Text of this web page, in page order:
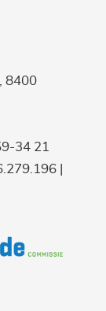
8400
34 21
|